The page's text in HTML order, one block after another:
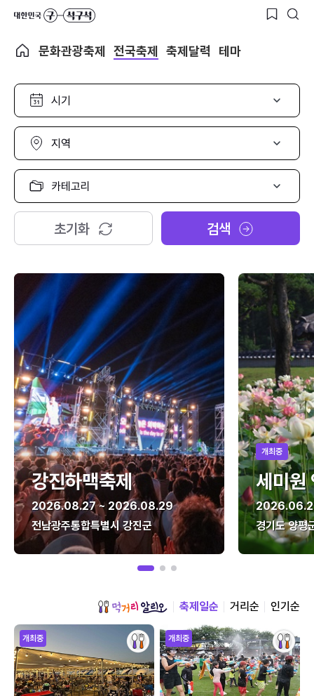
문화관광축제 전국축제 축제달력 테마
시
선
택
지
선
택
카
고
리
택
초기화 검색
강진하맥축제
2026.08.27 ~ 2026.08.29
전남광주통합특별시 강진군
개최중
세미원
경기도 양평
축제일순 거리순 인기순
개최중 개최중